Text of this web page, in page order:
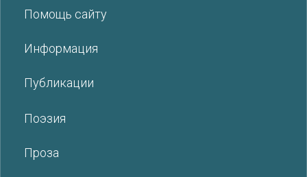
Помощь сайту
Информация
Публикации
Поэзия
Проза